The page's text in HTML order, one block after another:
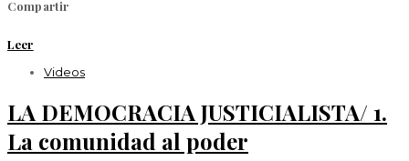
Compartir
Leer
Videos
LA DEMOCRACIA JUSTICIALISTA/ 1.
La comunidad al poder